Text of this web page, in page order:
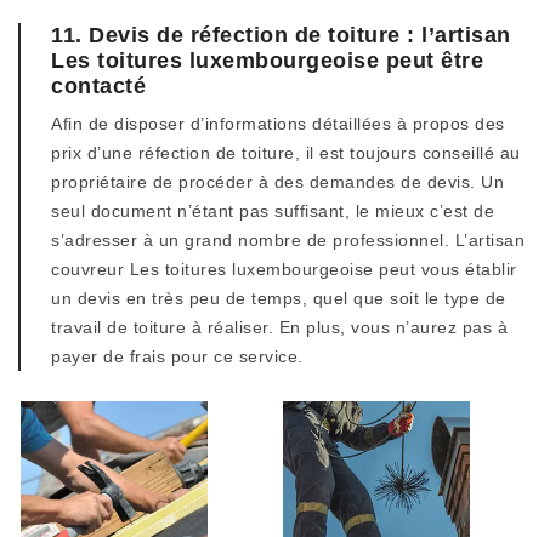
11. Devis de réfection de toiture : l’artisan
Les toitures luxembourgeoise peut être
contacté
Afin de disposer d’informations détaillées à propos des
prix d’une réfection de toiture, il est toujours conseillé au
propriétaire de procéder à des demandes de devis. Un
seul document n’étant pas suffisant, le mieux c’est de
s’adresser à un grand nombre de professionnel. L’artisan
couvreur Les toitures luxembourgeoise peut vous établir
un devis en très peu de temps, quel que soit le type de
travail de toiture à réaliser. En plus, vous n’aurez pas à
payer de frais pour ce service.